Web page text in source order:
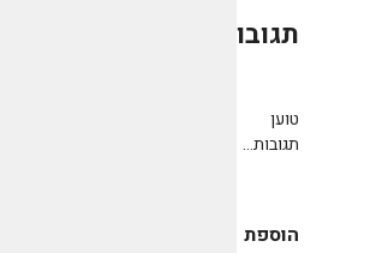
תגובות
טוען
תגובות...
הוספת